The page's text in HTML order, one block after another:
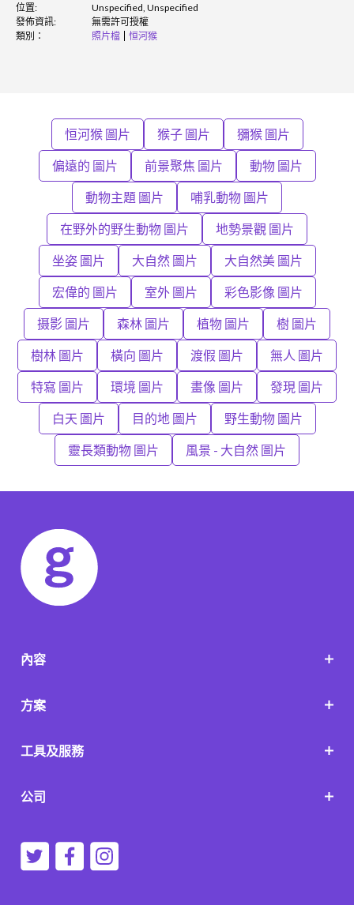
位置:
Unspecified, Unspecified
發佈資訊:
無需許可授權
類別：
照片檔 恒河猴
恒河猴 圖片 猴子 圖片 獼猴 圖片
偏遠的 圖片 前景聚焦 圖片 動物 圖片
動物主題 圖片 哺乳動物 圖片
在野外的野生動物 圖片 地勢景觀 圖片
坐姿 圖片 大自然 圖片 大自然美 圖片
宏偉的 圖片 室外 圖片 彩色影像 圖片
摄影 圖片 森林 圖片 植物 圖片 樹 圖片
樹林 圖片 橫向 圖片 渡假 圖片 無人 圖片
特寫 圖片 環境 圖片 畫像 圖片 發現 圖片
白天 圖片 目的地 圖片 野生動物 圖片
靈長類動物 圖片 風景 - 大自然 圖片
內容
方案
工具及服務
公司